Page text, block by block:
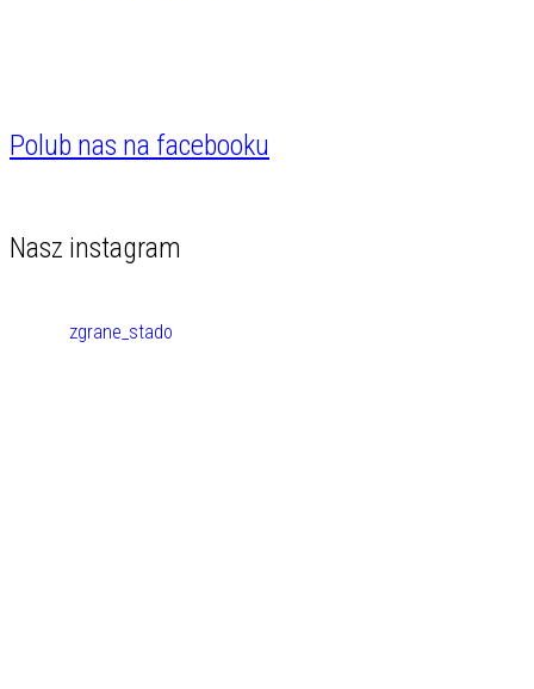
Polub nas na facebooku
Nasz instagram
zgrane_stado